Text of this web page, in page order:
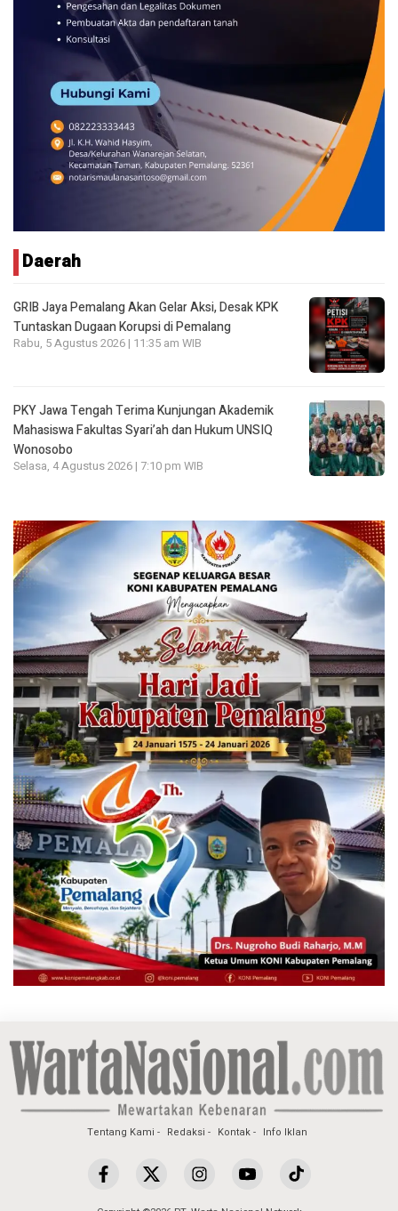
Daerah
GRIB Jaya Pemalang Akan Gelar Aksi, Desak KPK
Tuntaskan Dugaan Korupsi di Pemalang
Rabu, 5 Agustus 2026 | 11:35 am WIB
PKY Jawa Tengah Terima Kunjungan Akademik
Mahasiswa Fakultas Syari’ah dan Hukum UNSIQ
Wonosobo
Selasa, 4 Agustus 2026 | 7:10 pm WIB
Tentang Kami Redaksi Kontak Info Iklan